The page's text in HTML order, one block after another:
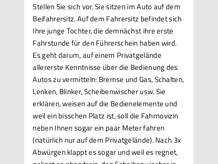
Stellen Sie sich vor, Sie sitzen im Auto auf dem
Beifahrersitz. Auf dem Fahrersitz befindet sich
Ihre junge Tochter, die demnächst ihre erste
Fahrstunde für den Führerschein haben wird.
Es geht darum, auf einem Privatgelände
allererste Kenntnisse über die Bedienung des
Autos zu vermitteln: Bremse und Gas, Schalten,
Lenken, Blinker, Scheibenwischer usw. Sie
erklären, weisen auf die Bedienelemente und
weil ein bisschen Platz ist, soll die Fahrnovizin
neben Ihnen sogar ein paar Meter fahren
(natürlich nur auf dem Privatgelände). Nach 3x
Abwürgen klappt es sogar und weil es regnet,